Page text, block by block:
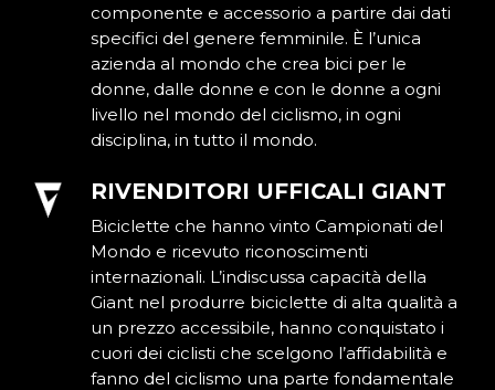
componente e accessorio a partire dai dati
specifici del genere femminile. È l’unica
azienda al mondo che crea bici per le
donne, dalle donne e con le donne a ogni
livello nel mondo del ciclismo, in ogni
disciplina, in tutto il mondo.
RIVENDITORI UFFICALI GIANT
Biciclette che hanno vinto Campionati del
Mondo e ricevuto riconoscimenti
internazionali. L’indiscussa capacità della
Giant nel produrre biciclette di alta qualità a
un prezzo accessibile, hanno conquistato i
cuori dei ciclisti che scelgono l’affidabilità e
fanno del ciclismo una parte fondamentale